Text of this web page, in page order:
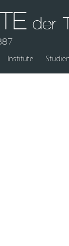
der
Institute Studien